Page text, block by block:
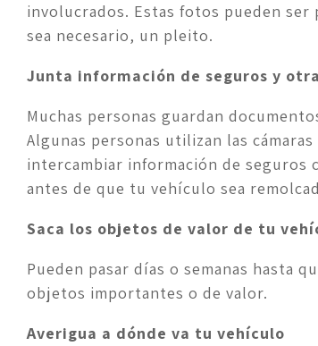
involucrados. Estas fotos pueden
sea necesario, un pleito.
Junta información de seguros y
Muchas personas guardan
Algunas personas utilizan las
intercambiar información de
antes de que tu vehículo sea
Saca los objetos de valor de tu
Pueden pasar días o semanas hasta
objetos importantes o de valor.
Averigua a dónde va tu vehículo